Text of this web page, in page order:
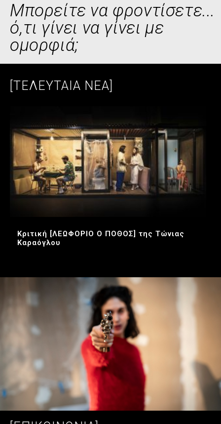
Μπορείτε να φροντίσετε...
ό,τι γίνει να γίνει με
ομορφιά;
[ΤΕΛΕΥΤΑΙΑ ΝΕΑ]
Κριτική [ΛΕΩΦΟΡΙΟ Ο ΠΟΘΟΣ] της Τώνιας
Καραόγλου